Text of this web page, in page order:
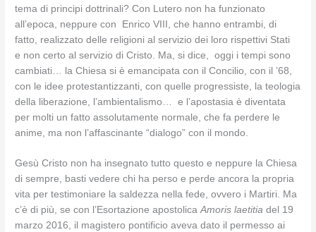
tema di principi dottrinali? Con Lutero non ha funzionato
all’epoca, neppure con Enrico VIII, che hanno entrambi, di
fatto, realizzato delle religioni al servizio dei loro rispettivi Stati
e non certo al servizio di Cristo. Ma, si dice, oggi i tempi sono
cambiati… la Chiesa si è emancipata con il Concilio, con il ’68,
con le idee protestantizzanti, con quelle progressiste, la teologia
della liberazione, l’ambientalismo… e l’apostasia è diventata
per molti un fatto assolutamente normale, che fa perdere le
anime, ma non l’affascinante “dialogo” con il mondo.
Gesù Cristo non ha insegnato tutto questo e neppure la Chiesa
di sempre, basti vedere chi ha perso e perde ancora la propria
vita per testimoniare la saldezza nella fede, ovvero i Martiri. Ma
c’è di più, se con l’Esortazione apostolicaAmoris laetitia del 19
marzo 2016, il magistero pontificio aveva dato il permesso ai